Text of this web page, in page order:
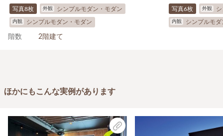
写真8枚 外観 シンプルモダン・モダン
内観 シンプルモダン・モダン
階数 2階建て
写真6枚 外観
内観 シンプルモ
ほかにもこんな実例があります